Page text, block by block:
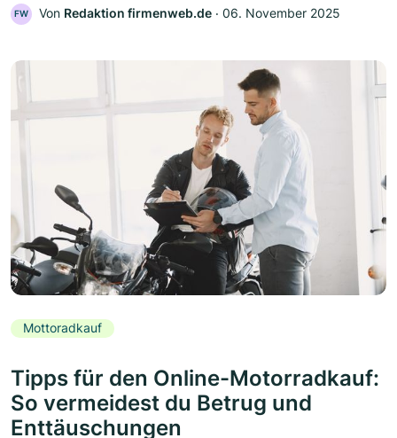
FW Von Redaktion firmenweb.de ‧ 06. November 2025
Mottoradkauf
Tipps für den Online-Motorradkauf:
So vermeidest du Betrug und
Enttäuschungen